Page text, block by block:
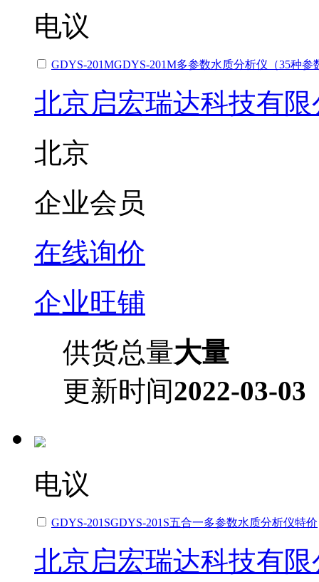
电议
GDYS-201MGDYS-201M多参数水质分析仪（35种参
北京启宏瑞达科技有限
北京
企业会员
在线询价
企业旺铺
供货总量大量
更新时间2022-03-03
电议
GDYS-201SGDYS-201S五合一多参数水质分析仪特价
北京启宏瑞达科技有限